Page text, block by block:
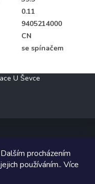
procházením
používáním.. Více
0.11
9405214000
CN
se spínačem
U Ševce
práva vyhrazena.